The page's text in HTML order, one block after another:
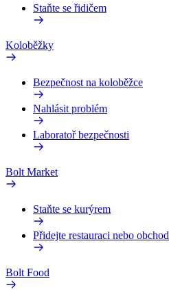
Staňte se řidičem
Koloběžky
Bezpečnost na koloběžce
Nahlásit problém
Laboratoř bezpečnosti
Bolt Market
Staňte se kurýrem
Přidejte restauraci nebo obchod
Bolt Food